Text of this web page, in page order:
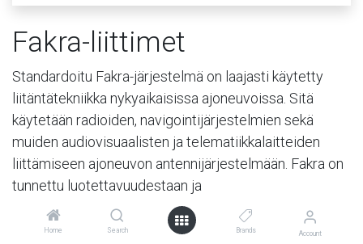
Home Search Brands Account
Fakra-liittimet
Standardoitu Fakra-järjestelmä on laajasti käytetty
liitäntätekniikka nykyaikaisissa ajoneuvoissa. Sitä
käytetään radioiden, navigointijärjestelmien sekä
muiden audiovisuaalisten ja telematiikkalaitteiden
liittämiseen ajoneuvon antennijärjestelmään. Fakra on
tunnettu luotettavuudestaan ja
helppokäyttöisyydestään, minkä ansiosta siitä on tullut
yksi yleisimmistä ajoneuvokäytössä olevista RF-